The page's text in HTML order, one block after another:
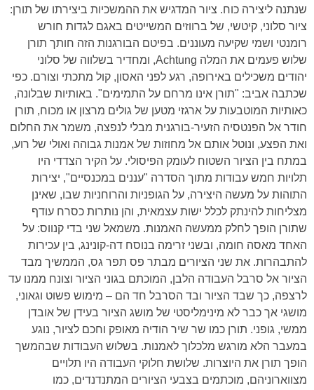
שנתנה ליצירה כוח. ציור המדגיש את ההמשכיות ביצירתו של תורן:
ציור סלוני, קיטשי, של ברווזים המשייטים באגם לגדות חורש
רומנטי ושמי שקיעה מעוננים. בפיטם הבורגנות הזה חותך תורן
שלוש פעמים את המלה Achtung, ומחדיר בשלווה של סלוני
יהודים משכילים באירופה, רגע לפני האסון, קול מתכתי וצורם. כפי
שכתבה אביב: "תורן אינו מרחם על התמימים". באותיות שבלונה,
כאותיות המוטבעות על ארגזי מטען של גולים מרצון או מכוח, תורן
חודר אל הפנטסיה הזעיר-בורגנית מבלי לנפצה, משמר את החלום
ואת הפצע, ונוטל אותם אל מחוזות של אמנות גבוהה ואולי של רוע,
במתח בין הציור השטוח לעומק הפיסולי. על הקיר הצדדי היו
תלויות חמש עבודות מתוך הסדרה "עננים במכנסיים", יצירות
התוהות על מעשה היצירה, על הגופניות והרוחניות שבו, שאינן
מצליחות להינתק לכלל ישות עצמאית, והן נותרות כסרח עודף
שתורן הופך לחלק ממעשה האמנות. משמאל שני בדי קנווס: על
האחד מאסה חומה, ובשני זרימה בנוסח דה-קונינג, בין עכירות
להתבהרות. את שני הציורים מבתר פס תפר גס, הממשיך מבד
הציור אל סרבל העבודה הלבן, המוכתם בגוני הציור וצונח ממנו עד
לרצפה, כך שבד הציור ובד הסרבל חד הם – מימוש פשוט וגאוני,
מושגי אך כבר לא מינימליסטי של מושג הציור בעידן של אובדן
ממשי, גופני. תורן כמו שר שיר הודיה מאופק וחכם לציור, נוגע
במעבר הלא מורגש מלכלוך לאמנות. בשלוש העבודות שבהמשך
הופך תורן את היוצרות. שלושת חלוקי העבודה היו תלויים
מצווארוניהם, מוכתמים בצבעי הציורים המתנדנדים, כמו